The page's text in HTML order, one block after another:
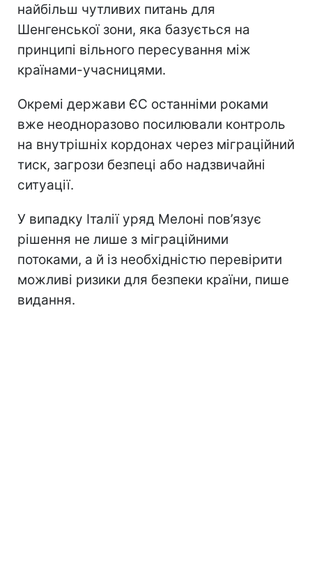
найбільш чутливих питань для
Шенгенської зони, яка базується на
принципі вільного пересування між
країнами-учасницями.
Окремі держави ЄС останніми роками
вже неодноразово посилювали контроль
на внутрішніх кордонах через міграційний
тиск, загрози безпеці або надзвичайні
ситуації.
У випадку Італії уряд Мелоні пов’язує
рішення не лише з міграційними
потоками, а й із необхідністю перевірити
можливі ризики для безпеки країни, пише
видання.